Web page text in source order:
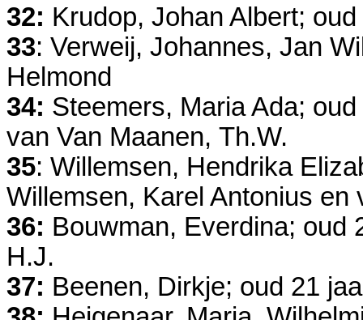
32: Krudop, Johan Albert;
33: Verweij, Johannes, Jan
Helmond
34: Steemers, Maria Ada;
van Van Maanen, Th.W.
35: Willemsen, Hendrika
Willemsen, Karel Antonius
36: Bouwman, Everdina; oud
H.J.
37: Beenen, Dirkje; oud 21